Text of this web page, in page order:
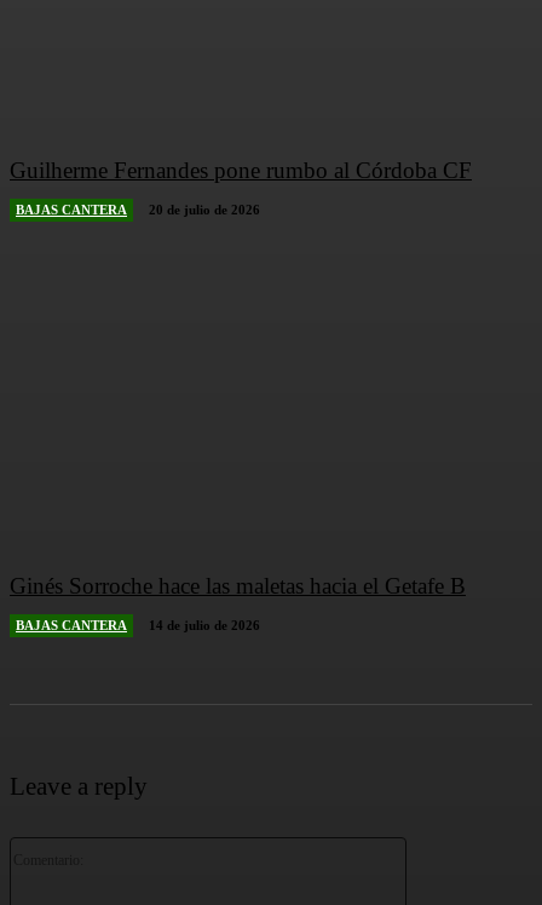
Guilherme Fernandes pone rumbo al Córdoba CF
BAJAS CANTERA 20 de julio de 2026
Ginés Sorroche hace las maletas hacia el Getafe B
BAJAS CANTERA 14 de julio de 2026
Leave a reply
Comentario: